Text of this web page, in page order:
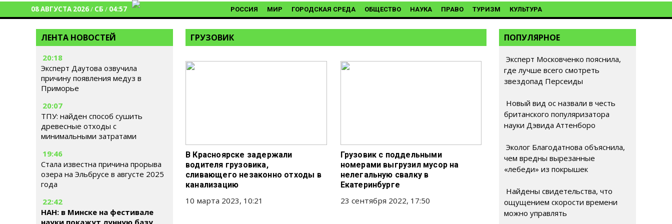
08 АВГУСТА 2026/ СБ / 04:57 РОССИЯ МИР ГОРОДСКАЯ СРЕДА ОБЩЕСТВО НАУКА ПРАВО ТУРИЗМ КУЛЬТУРА
ЛЕНТА НОВОСТЕЙ
20:18
Эксперт Даутова озвучила
причину появления медуз в
Приморье
20:07
ТПУ: найден способ сушить
древесные отходы с
минимальными затратами
19:46
Стала известна причина прорыва
озера на Эльбрусе в августе 2025
года
22:42
НАН: в Минске на фестивале
науки покажут лунную базу
ГРУЗОВИК
В Красноярске задержали
водителя грузовика,
сливающего незаконно отходы в
канализацию
10 марта 2023, 10:21
Грузовик с поддельными
номерами выгрузил мусор на
нелегальную свалку в
Екатеринбурге
23 сентября 2022, 17:50
ПОПУЛЯРНОЕ
Эксперт Московченко пояснила,
где лучше всего смотреть
звездопад Персеиды
Новый вид ос назвали в честь
британского популяризатора
науки Дэвида Аттенборо
Эколог Благодатнова объяснила,
чем вредны вырезанные
«лебеди» из покрышек
Найдены свидетельства, что
ощущением скорости времени
можно управлять